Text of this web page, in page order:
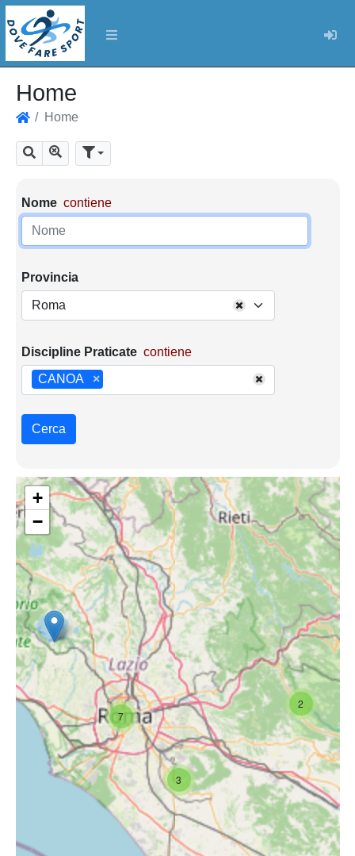
Home
Home
Cerca Mostra tutti i risultati
Parametri di ricerca
Nome contiene
Provincia
Roma
Discipline Praticate contiene
×
CANOA
Cerca
2
3
7
+
−